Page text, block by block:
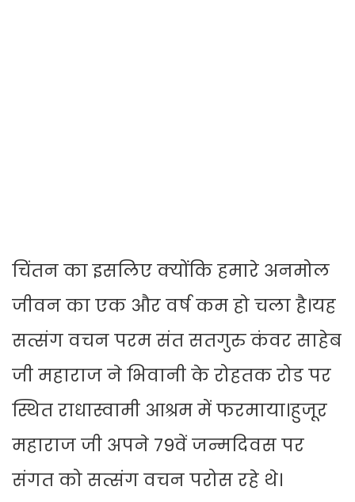
चिंतन का इसलिए क्योंकि हमारे अनमोल
जीवन का एक और वर्ष कम हो चला है।यह
सत्संग वचन परम संत सतगुरु कंवर साहेब
जी महाराज ने भिवानी के रोहतक रोड पर
स्थित राधास्वामी आश्रम में फरमाया।हुजूर
महाराज जी अपने 79वें जन्मदिवस पर
संगत को सत्संग वचन परोस रहे थे।